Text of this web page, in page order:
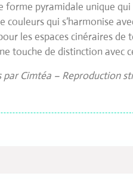
forme pyramidale unique
couleurs qui s’harmonise
les espaces cinéraires de
touche de distinction avec
par Cimtéa – Reproduction